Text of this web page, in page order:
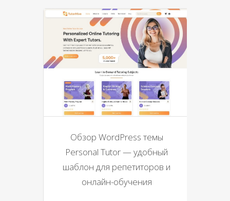
Обзор WordPress темы
Personal Tutor — удобный
шаблон для репетиторов и
онлайн-обучения